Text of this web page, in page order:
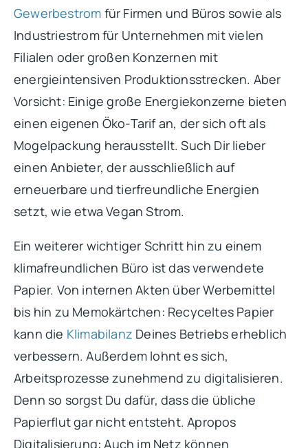
Gewerbestrom für Firmen und Büros sowie als
Industriestrom für Unternehmen mit vielen
Filialen oder großen Konzernen mit
energieintensiven Produktionsstrecken. Aber
Vorsicht: Einige große Energiekonzerne bieten
einen eigenen Öko-Tarif an, der sich oft als
Mogelpackung herausstellt. Such Dir lieber
einen Anbieter, der ausschließlich auf
erneuerbare und tierfreundliche Energien
setzt, wie etwa Vegan Strom.
Ein weiterer wichtiger Schritt hin zu einem
klimafreundlichen Büro ist das verwendete
Papier. Von internen Akten über Werbemittel
bis hin zu Memokärtchen: Recyceltes Papier
kann die Klimabilanz Deines Betriebs erheblich
verbessern. Außerdem lohnt es sich,
Arbeitsprozesse zunehmend zu digitalisieren.
Denn so sorgst Du dafür, dass die übliche
Papierflut gar nicht entsteht. Apropos
Digitalisierung: Auch im Netz können